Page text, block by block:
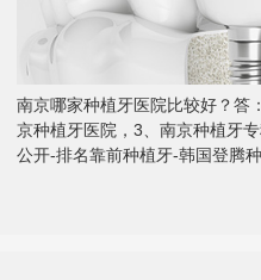
南京哪家种植牙医院比较好？答
京种植牙医院，3、南京种植牙
公开-排名靠前种植牙-韩国登腾